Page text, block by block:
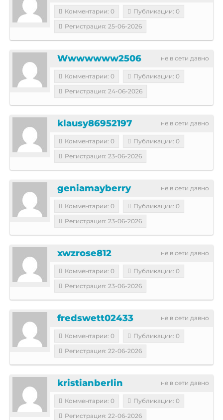
Комментарии: 0
Публикации: 0
Регистрация: 25-06-2026
не в сети давно
Wwwwwww2506
Комментарии: 0
Публикации: 0
Регистрация: 24-06-2026
не в сети давно
klausy86952197
Комментарии: 0
Публикации: 0
Регистрация: 23-06-2026
не в сети давно
geniamayberry
Комментарии: 0
Публикации: 0
Регистрация: 23-06-2026
не в сети давно
xwzrose812
Комментарии: 0
Публикации: 0
Регистрация: 23-06-2026
не в сети давно
fredswett02433
Комментарии: 0
Публикации: 0
Регистрация: 22-06-2026
не в сети давно
kristianberlin
Комментарии: 0
Публикации: 0
Регистрация: 22-06-2026